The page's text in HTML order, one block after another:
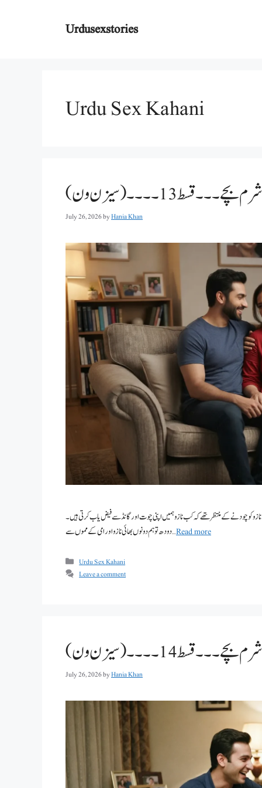
Urdusexstories
Urdu Sex Kahani
13۔۔۔۔(سیزن ون)
July 26, 2026byHania Khan
کو چودنے کے منتظر تھے کہ کب نازو ہمیں اپنی چوت اور گانڈ سے فیض یاب کرتی ہیں ۔
دودھ تو ہم دونوں بھائی نازو اور امی کے مموں سے …Read more
Categories
Urdu Sex Kahani
Leave a comment
14۔۔۔۔(سیزن ون)
July 26, 2026byHania Khan